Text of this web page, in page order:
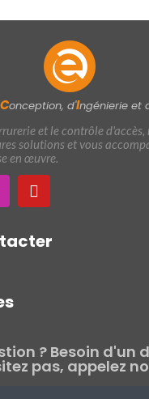
Conception, d'Ingénierie et
et le contrôle d'accès,
solutions et vous
en œuvre.
? Besoin d'un
pas, appelez